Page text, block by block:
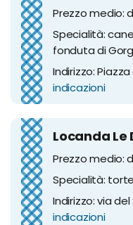
Prezzo medio:
Specialità:
fonduta di
Indirizzo:
indicazioni
Locanda Le
Prezzo medio:
Specialità:
Indirizzo: via
indicazioni